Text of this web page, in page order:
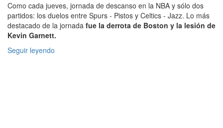
Como cada jueves, jornada de descanso en la NBA y sólo dos
partidos: los duelos entre Spurs - Pistos y Celtics - Jazz. Lo más
destacado de la jornada fue la derrota de Boston y la lesión de
Kevin Garnett.
Seguir leyendo